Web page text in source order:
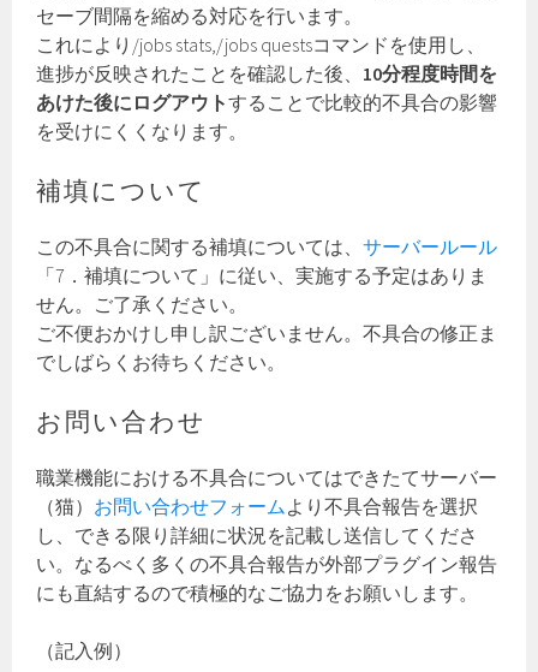
セーブ間隔を縮める対応を行います。
これにより/jobs stats,/jobs questsコマンドを使用し、
進捗が反映されたことを確認した後、 10分程度時間を
あけた後にログアウトすることで比較的不具合の影響
を受けにくくなります。
補填について
この不具合に関する補填については、サーバールール
「7．補填について」に従い、実施する予定はありま
せん。ご了承ください。
ご不便おかけし申し訳ございません。不具合の修正ま
でしばらくお待ちください。
お問い合わせ
職業機能における不具合についてはできたてサーバー
（猫） お問い合わせフォームより不具合報告を選択
し、できる限り詳細に状況を記載し送信してくださ
い。なるべく多くの不具合報告が外部プラグイン報告
にも直結するので積極的なご協力をお願いします。
（記入例）